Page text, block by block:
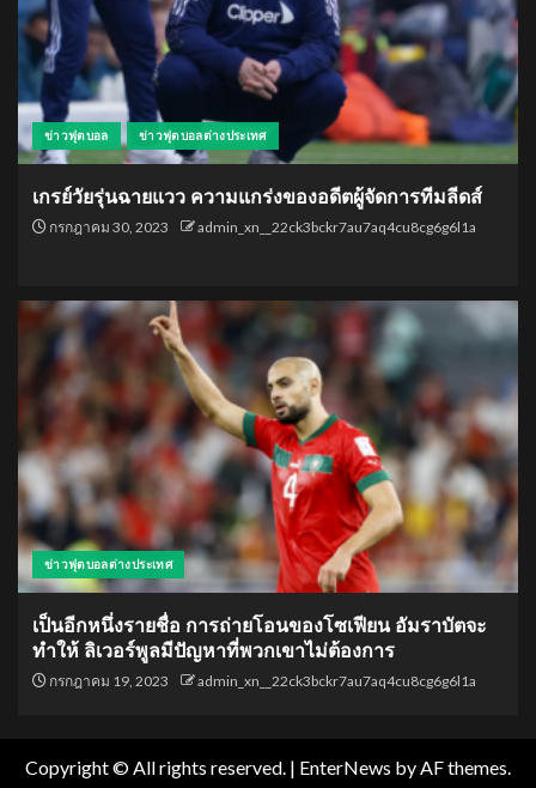
ข่าวฟุตบอล ข่าวฟุตบอลต่างประเทศ
เกรย์วัยรุ่นฉายแวว ความแกร่งของอดีตผู้จัดการทีมลีดส์
กรกฎาคม 30, 2023 admin_xn__22ck3bckr7au7aq4cu8cg6g6l1a
ข่าวฟุตบอลต่างประเทศ
เป็นอีกหนึ่งรายชื่อ การถ่ายโอนของโซเฟียน อัมราบัตจะ
ทำให้ ลิเวอร์พูลมีปัญหาที่พวกเขาไม่ต้องการ
กรกฎาคม 19, 2023 admin_xn__22ck3bckr7au7aq4cu8cg6g6l1a
Copyright © All rights reserved. | EnterNews by AF themes.